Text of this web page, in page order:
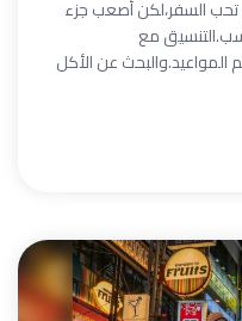
تحب السفر،لكن أصعب جزء
مع
المواعيد.والبحث عن الأكل